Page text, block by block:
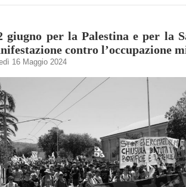
giugno per la Palestina e per la
contro l’occupazione
16 Maggio 2024